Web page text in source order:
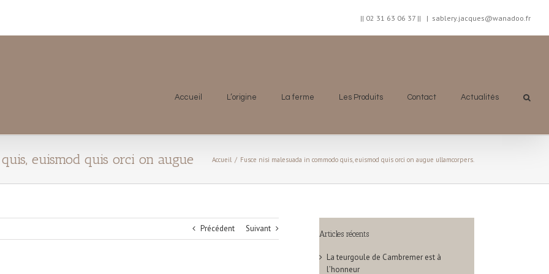
|| 02 31 63 06 37 || | sablery.jacques@wanadoo.fr
Accueil L’origine La ferme Les Produits Contact Actualités
Accueil / Fusce nisi malesuada in commodo quis, euismod quis orci on augue ullamcorpers.
Précédent Suivant
Articles récents
La teurgoule de Cambremer est à
l’honneur